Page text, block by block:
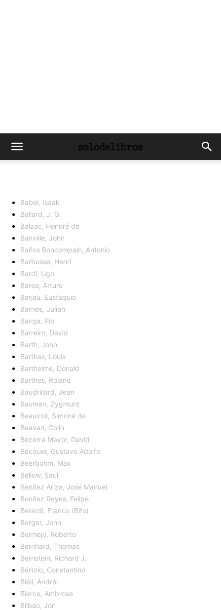
Babel, Isaak
Ballard, J. G.
Balzac, Honoré de
Banville, John
Baños Boncompain, Antonio
Barbusse, Henri
Bardi, Ugo
Barea, Arturo
Barjau, Eustaquio
Barnes, Julian
Baroja, Pío
Barreiro, David
Barth, John
Barthas, Louis
Barthelme, Donald
Barthes, Roland
Baudrillard, Jean
Bauman, Zygmunt
Beauvoir, Simone de
Beavan, Colin
Becerra Mayor, David
Bécquer, Gustavo Adolfo
Beerbohm, Max
Bellow, Saul
Benítez Ariza, José Manuel
Benítez Reyes, Felipe
Berardi, Franco (Bifo)
Berger, John
Bermejo, Roberto
Bernhard, Thomas
Bernstein, Richard J.
Bértolo, Constantino
Biéli, Andréi
Bierce, Ambrose
Bilbao, Jon